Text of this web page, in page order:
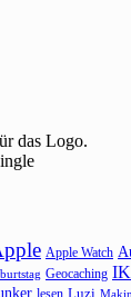
das Logo.
Apple Watch
Geocaching
lesen Luzi